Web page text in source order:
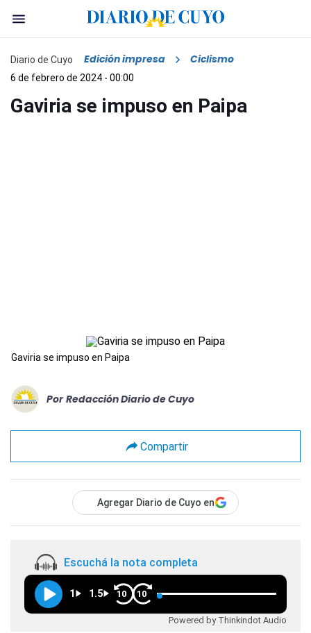
Diario de Cuyo Edición impresa Ciclismo
6 de febrero de 2024 - 00:00
Gaviria se impuso en Paipa
Gaviria se impuso en Paipa
Por Redacción Diario de Cuyo
Compartir
Agregar Diario de Cuyo en
Escuchá la nota completa
1 1.5 10 10
Powered by Thinkindot Audio